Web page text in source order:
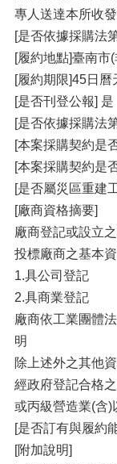
專人送達本所收
[是否依據採購法
[履約地點]臺南市
[履約期限]45日
[是否刊登公報] 是
[是否依據採購法
[本案採購契約是
[本案採購契約是
[是否屬災區重建
[廠商資格摘要]
廠商登記或設立
投標廠商之基本
1.具公司登記
2.具商業登記
廠商依工業團體
明
除上述外之其他
經政府登記合格
或丙級營造業(含)
[是否訂有與履約
[附加說明]